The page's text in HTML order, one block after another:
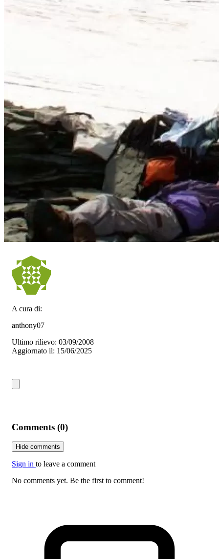
A cura di:
anthony07
Ultimo rilievo: 03/09/2008
Aggiornato il: 15/06/2025
Comments (0)
Hide comments
Sign in to leave a comment
No comments yet. Be the first to comment!